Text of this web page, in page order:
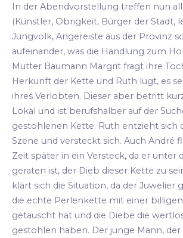
In der Abendvorstellung treffen nun
(Künstler, Obrigkeit, Bürger der Stadt,
Jungvolk, Angereiste aus der Provinz
aufeinander, was die Handlung zum
Mutter Baumann Margrit fragt ihre
Herkunft der Kette und Ruth lügt, es
ihres Verlobten. Dieser aber betritt
Lokal und ist berufshalber auf der
gestohlenen Kette. Ruth entzieht sich
Szene und versteckt sich. Auch André
Zeit später in ein Versteck, da er unter
geraten ist, der Dieb dieser Kette zu
klärt sich die Situation, da der Juwelier
die echte Perlenkette mit einer
getauscht hat und die Diebe die
gestohlen haben. Der junge Mann, der